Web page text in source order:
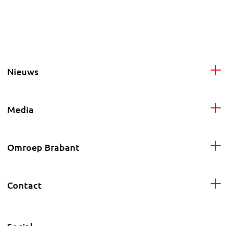
Nieuws
Media
Omroep Brabant
Contact